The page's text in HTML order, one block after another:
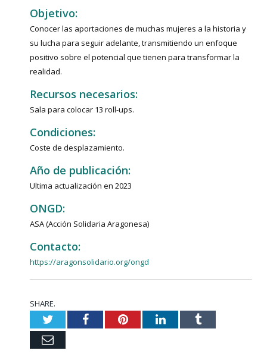
Objetivo:
Conocer las aportaciones de muchas mujeres a la historia y
su lucha para seguir adelante, transmitiendo un enfoque
positivo sobre el potencial que tienen para transformar la
realidad.
Recursos necesarios:
Sala para colocar 13 roll-ups.
Condiciones:
Coste de desplazamiento.
Año de publicación:
Ultima actualización en 2023
ONGD:
ASA (Acción Solidaria Aragonesa)
Contacto:
https://aragonsolidario.org/ongd
SHARE.
TwitterFacebookPinterestLinkedInTumblr
Email